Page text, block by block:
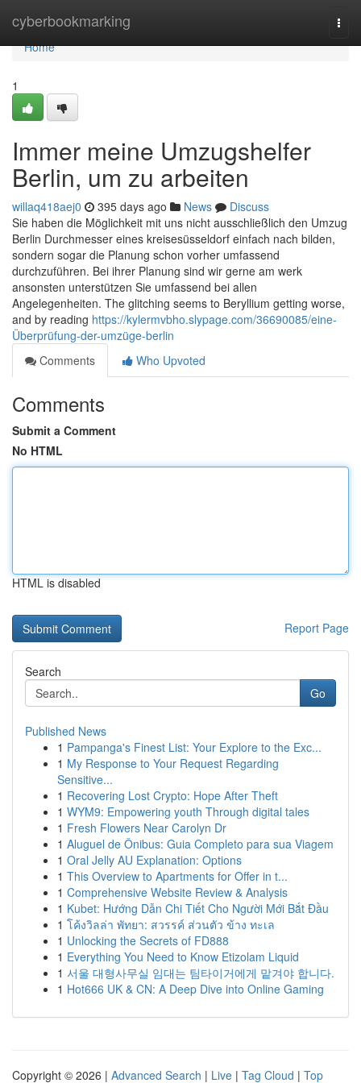
cyberbookmarking
Home
Home
1
Immer meine Umzugshelfer
Berlin, um zu arbeiten
willaq418aej0 395 days ago News
Discuss
Sie haben die Möglichkeit mit uns nicht ausschließlich den Umzug
Berlin Durchmesser eines kreisesüsseldorf einfach nach bilden,
sondern sogar die Planung schon vorher umfassend
durchzuführen. Bei ihrer Planung sind wir gerne am werk
ansonsten unterstützen Sie umfassend bei allen
Angelegenheiten. The glitching seems to Beryllium getting worse,
and by reading https://kylermvbho.slypage.com/36690085/eine-
Überprüfung-der-umzüge-berlin
Comments
Who Upvoted
Comments
Submit a Comment
No HTML
HTML is disabled
Report Page
Search
Go
Published News
1 Pampanga's Finest List: Your Explore to the Exc...
1 My Response to Your Request Regarding
Sensitive...
1 Recovering Lost Crypto: Hope After Theft
1 WYM9: Empowering youth Through digital tales
1 Fresh Flowers Near Carolyn Dr
1 Aluguel de Ônibus: Guia Completo para sua Viagem
1 Oral Jelly AU Explanation: Options
1 This Overview to Apartments for Offer in t...
1 Comprehensive Website Review & Analysis
1 Kubet: Hướng Dẫn Chi Tiết Cho Người Mới Bắt Đầu
1 โค้งวิลล่า พัทยา: สวรรค์ ส่วนตัว ข้าง ทะเล
1 Unlocking the Secrets of FD888
1 Everything You Need to Know Etizolam Liquid
1 서울 대형사무실 임대는 팀타이거에게 맡겨야 합니다.
1 Hot666 UK & CN: A Deep Dive into Online Gaming
Copyright © 2026 | Advanced Search | Live | Tag Cloud | Top